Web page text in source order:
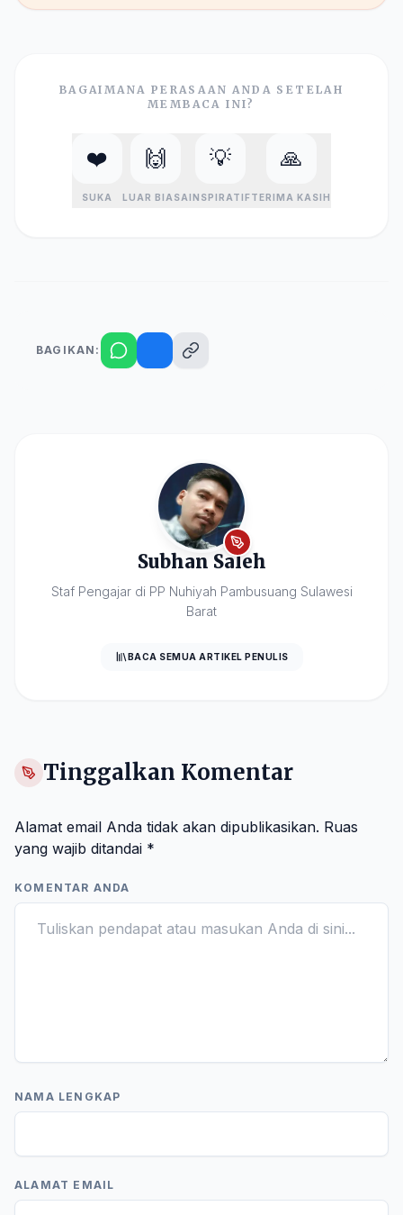
BAGAIMANA PERASAAN ANDA SETELAH
MEMBACA INI?
❤️
SUKA
🙌
LUAR BIASA
💡
INSPIRATIF
🙏
TERIMA KASIH
BAGIKAN:
Subhan Saleh
Staf Pengajar di PP Nuhiyah Pambusuang Sulawesi
Barat
BACA SEMUA ARTIKEL PENULIS
Tinggalkan Komentar
Alamat email Anda tidak akan dipublikasikan. Ruas
yang wajib ditandai *
KOMENTAR ANDA
NAMA LENGKAP
ALAMAT EMAIL